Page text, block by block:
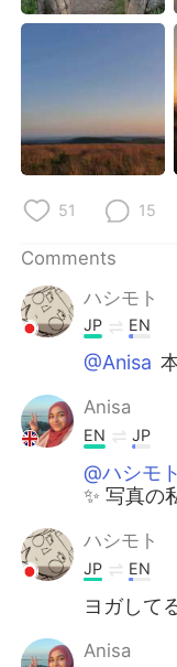
51 15
Comments
ハシモト
JP EN
@Anisa
Anisa
EN JP
@ハシモト
✨ 写真の
ハシモト
JP EN
ヨガして
Anisa